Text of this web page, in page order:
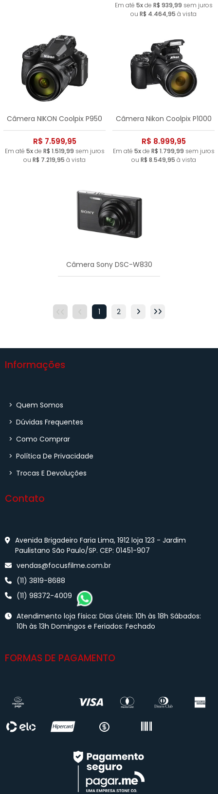
Em até 5xde R$ 939,99 sem juros
ou R$ 4.464,95 à vista
Câmera NIKON Coolpix P950
R$ 7.599,95
Em até 5xde R$ 1.519,99 sem juros
ou R$ 7.219,95 à vista
Câmera Nikon Coolpix P1000
R$ 8.999,95
Em até 5xde R$ 1.799,99 sem juros
ou R$ 8.549,95 à vista
Câmera Sony DSC-W830
1 2
Informações
> Quem Somos
> Dúvidas Frequentes
> Como Comprar
> Política De Privacidade
> Trocas E Devoluções
Contato
Avenida Brigadeiro Faria Lima, 1912 loja 123 - Jardim
Paulistano São Paulo/SP. CEP: 01451-907
vendas@focusfilme.com.br
(11) 3819-8688
(11) 98372-4009
Atendimento loja física: Dias úteis: 10h às 18h Sábados:
10h às 13h Domingos e Feriados: Fechado
FORMAS DE PAGAMENTO